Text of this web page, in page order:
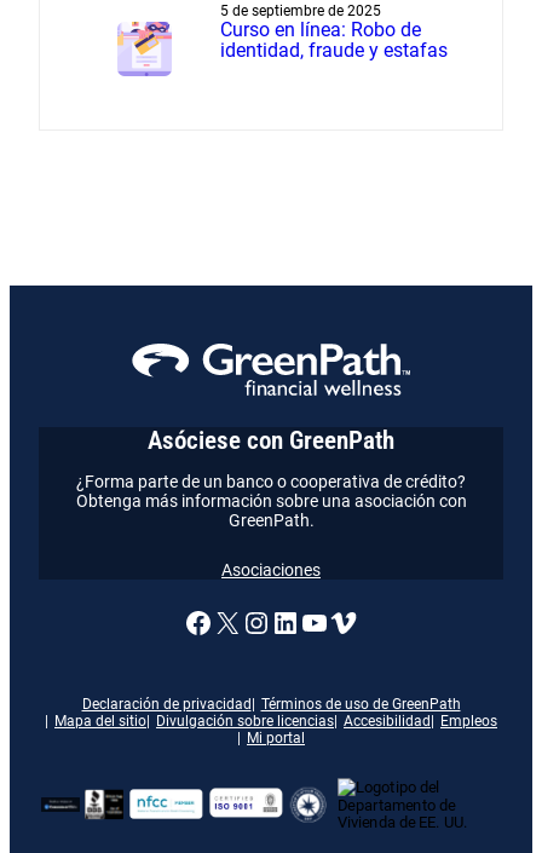
5 de septiembre de 2025
Curso en línea: Robo de
identidad, fraude y estafas
Declaración de privacidad
Términos de uso de GreenPath
Mapa del sitio
Divulgación sobre licencias Accesibilidad
Empleos
Mi portal
Enlace a nuestra página de
X Enlace a nuestra
Enlace a nuestra
Enlace a nuestra
Vimeo
Asóciese con GreenPath
¿Forma parte de un banco o cooperativa de crédito?
Obtenga más información sobre una asociación con
GreenPath.
Asociaciones